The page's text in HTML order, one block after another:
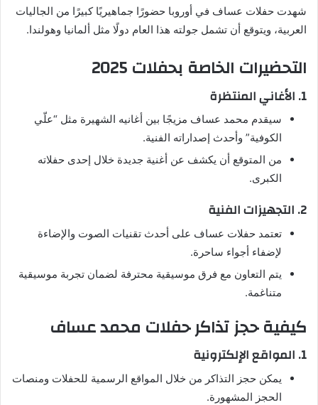
شهدت حفلات عساف في أوروبا حضورًا جماهيريًا كبيرًا من الجاليات
العربية، ويتوقع أن تشمل جولته هذا العام دولًا مثل ألمانيا وهولندا.
التحضيرات الخاصة بحفلات 2025
1. الأغاني المنتظرة
سيقدم محمد عساف مزيجًا بين أغانيه الشهيرة مثل “علّي
الكوفية” وأحدث إصداراته الفنية.
من المتوقع أن يكشف عن أغنية جديدة خلال إحدى حفلاته
الكبرى.
2. التجهيزات الفنية
تعتمد حفلات عساف على أحدث تقنيات الصوت والإضاءة
لإضفاء أجواء ساحرة.
يتم التعاون مع فرق موسيقية محترفة لضمان تجربة موسيقية
متناغمة.
كيفية حجز تذاكر حفلات محمد عساف
1. المواقع الإلكترونية
يمكن حجز التذاكر من خلال المواقع الرسمية للحفلات ومنصات
الحجز المشهورة.